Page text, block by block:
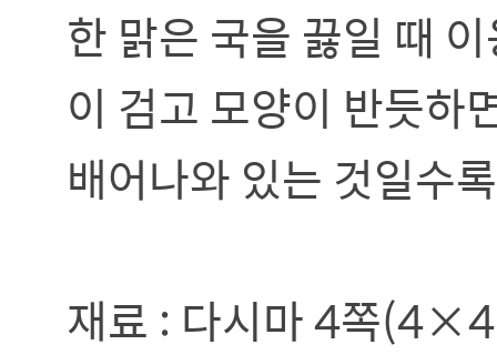
한 맑은 국을 끓일 때
이 검고 모양이 반듯하
배어나와 있는 것일수
재료 : 다시마 4쪽